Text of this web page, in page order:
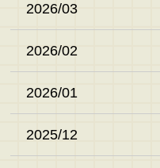
2026/03
2026/02
2026/01
2025/12